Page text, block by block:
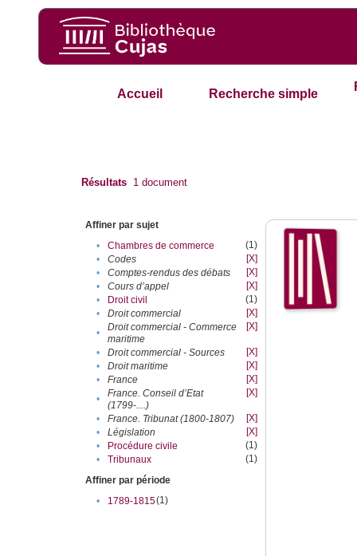
Accueil Recherche simple
Résultats 1 document
Affiner par sujet
•
Chambres de commerce
(1)
•
Codes
[X]
•
Comptes-rendus des débats
[X]
•
Cours d’appel
[X]
•
Droit civil
(1)
•
Droit commercial
[X]
•
Droit commercial - Commerce
maritime
[X]
• Droit commercial - Sources
[X]
•
Droit maritime
[X]
•
France
[X]
•
France. Conseil d’Etat
(1799-....)
[X]
• France. Tribunat (1800-1807)
[X]
•
Législation
[X]
•
Procédure civile
(1)
•
Tribunaux
(1)
Affiner par période
•
1789-1815(1)